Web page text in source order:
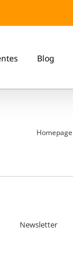
Blog
Homepage
Newsletter